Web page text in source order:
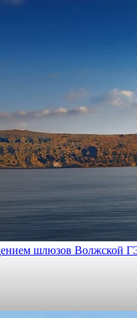
шлюзов Волжской